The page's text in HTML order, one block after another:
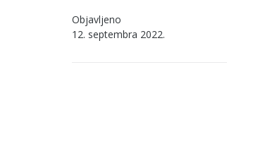
Objavljeno
12. septembra 2022.